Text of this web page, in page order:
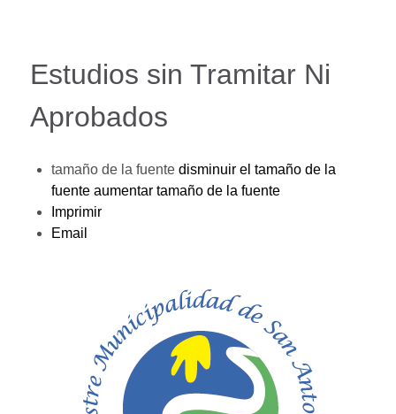
Estudios sin Tramitar Ni
Aprobados
tamaño de la fuente disminuir el tamaño de la
fuente aumentar tamaño de la fuente
Imprimir
Email